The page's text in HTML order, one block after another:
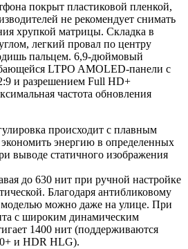
покрыт пластиковой пленкой,
не рекомендует снимать
хрупкой матрицы. Складка в
легкий провал по центру
пальцем. 6,9-дюймовый
LTPO AMOLED-панели с
и разрешением Full HD+
частота обновления
происходит с плавным
энергию в определенных
выводе статичного изображения
до 630 нит при ручной настройке
Благодаря антибликовому
можно даже на улице. При
с широким динамическим
1400 нит (поддерживаются
и HDR HLG).